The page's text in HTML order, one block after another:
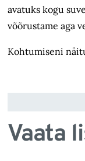
avatuks kogu
võõrustame aga
Kohtumiseni
Vaata